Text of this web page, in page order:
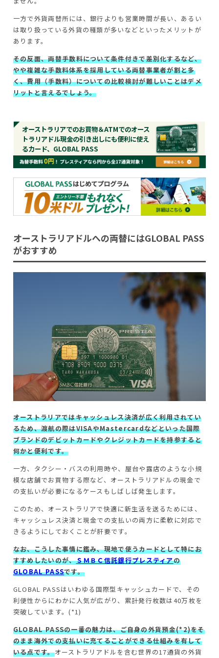
一方で外貨両替所には、銀行よりも営業時間が長い、あるい
は取り扱っている外貨の種類が多いなどといったメリットが
あります。
その反面、両替手数料について条件付きで差別化するなど、
やや複雑な手数料体系を採用している両替事業者が割と多
く、費用（手数料）についての比較検討が難しいことはデメ
リットと言えるでしょう。
オーストラリアでのお買物＆ATMでのオース
トラリアドル現金の引き出しにも便利に使え
るカード、GLOBAL PASS
オーストラリアドルへの両替にはGLOBAL PASS
がおすすめ
オーストラリアではキャッシュレス決済が広く利用されてい
るため、渡航の際はVISAやMastercardなどといった国際
ブランドのデビットカードやクレジットカードを持参すると
何かと便利です。
一方、タクシー・バスの利用時や、屋台や露店のような小規
模な店舗でお買物する際など、オーストラリアドルの現金で
の支払いが必要になるケースもしばしば発生します。
このため、オーストラリアで快適に新生活を送るためには、
キャッシュレス決済と現金での支払いの両方に柔軟に対応で
きるようにしておくことが肝要です。
なお、こうした事情に鑑み、現地で使うカードとして特にお
すすめしたいのが、ＳＭＢＣ信託銀行プレスティアの
GLOBAL PASSです。
GLOBAL PASSはいわゆる国際型キャッシュカードで、その
利便性からにわかに人気が広がり、累計発行枚数は40万枚を
突破しています。(*1)
GLOBAL PASSの一番の魅力は、ご自身の外貨預金(*2)をそ
のまま海外での支払いに充てることができる仕組みを有して
いる点です。オーストラリアドルを含む世界の17通貨の外貨